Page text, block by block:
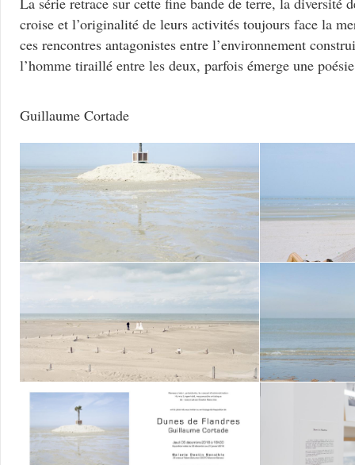
croise et l’originalité de leurs activités toujours face la
ces rencontres antagonistes entre l’environnement
l’homme tiraillé entre les deux, parfois émerge une
Guillaume Cortade